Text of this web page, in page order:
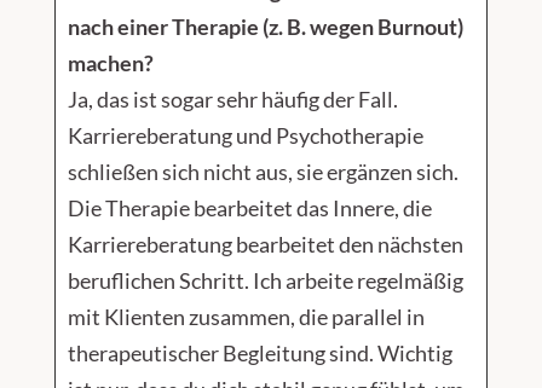
nach einer Therapie (z. B. wegen Burnout)
machen?
Ja, das ist sogar sehr häufig der Fall.
Karriereberatung und Psychotherapie
schließen sich nicht aus, sie ergänzen sich.
Die Therapie bearbeitet das Innere, die
Karriereberatung bearbeitet den nächsten
beruflichen Schritt. Ich arbeite regelmäßig
mit Klienten zusammen, die parallel in
therapeutischer Begleitung sind. Wichtig